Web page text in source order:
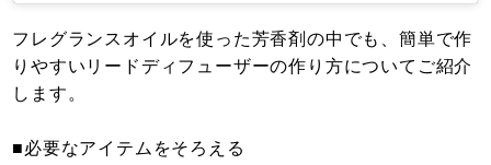
フレグランスオイルを使った芳香剤の中でも、簡単で作
りやすいリードディフューザーの作り方についてご紹介
します。
■必要なアイテムをそろえる